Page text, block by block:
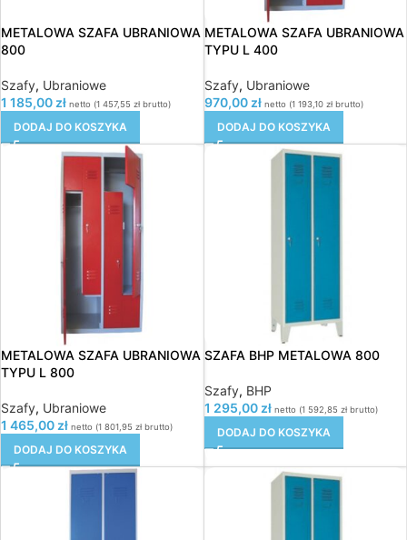
METALOWA SZAFA UBRANIOWA
800
Szafy, Ubraniowe
1 185,00 zł netto (1 457,55 zł brutto)
DODAJ DO KOSZYKA
METALOWA SZAFA UBRANIOWA
TYPU L 400
Szafy, Ubraniowe
970,00 zł netto (1 193,10 złbrutto)
DODAJ DO KOSZYKA
METALOWA SZAFA UBRANIOWA
TYPU L 800
Szafy, Ubraniowe
1 465,00 zł netto (1 801,95 zł brutto)
DODAJ DO KOSZYKA
SZAFA BHP METALOWA 800
Szafy, BHP
1 295,00 zł netto (1 592,85 złbrutto)
DODAJ DO KOSZYKA